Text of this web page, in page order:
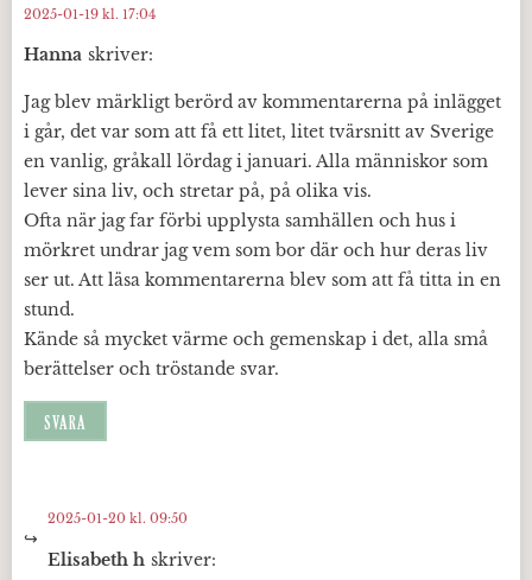
Hanna skriver:
2025-01-19 kl. 17:04
Jag blev märkligt berörd av kommentarerna på inlägget
i går, det var som att få ett litet, litet tvärsnitt av Sverige
en vanlig, gråkall lördag i januari. Alla människor som
lever sina liv, och stretar på, på olika vis.
Ofta när jag far förbi upplysta samhällen och hus i
mörkret undrar jag vem som bor där och hur deras liv
ser ut. Att läsa kommentarerna blev som att få titta in en
stund.
Kände så mycket värme och gemenskap i det, alla små
berättelser och tröstande svar.
SVARA
Elisabeth h skriver:
2025-01-20 kl. 09:50